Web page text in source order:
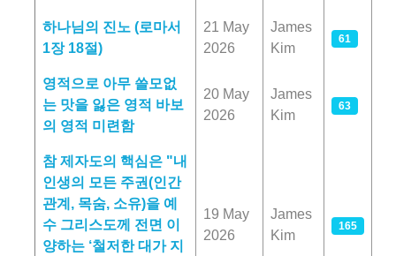
하나님의 진노 (로마서
1장 18절)
21 May
2026
James
Kim
61
영적으로 아무 쓸모없
는 맛을 잃은 영적 바보
의 영적 미련함
20 May
2026
James
Kim
63
참 제자도의 핵심은 "내
인생의 모든 주권(인간
관계, 목숨, 소유)을 예
수 그리스도께 전면 이
양하는 ‘철저한 대가 지
19 May
2026
James
Kim
165